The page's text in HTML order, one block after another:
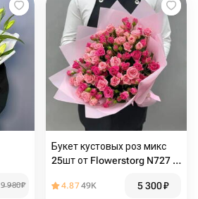
9 980₽
Букет кустовых роз микс
25шт от Flowerstorg N727 +
— румяна MACARON
4.8749K 5 300₽